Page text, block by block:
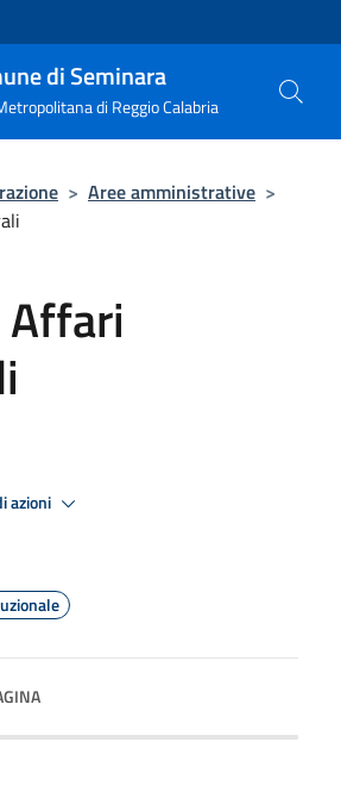
di Seminara
di Reggio Calabria
> Aree amministrative >
azioni